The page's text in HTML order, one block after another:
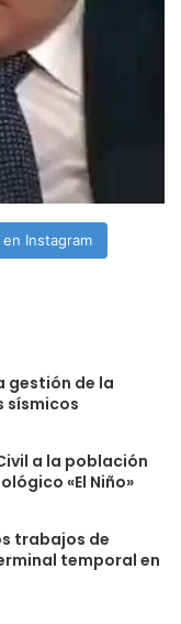
Instagram
gestión de la
sísmicos
a la población
«El Niño»
trabajos de
temporal en